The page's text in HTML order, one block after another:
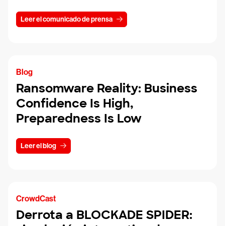
Leer el comunicado de prensa
Blog
Ransomware Reality: Business
Confidence Is High,
Preparedness Is Low
Leer el blog
CrowdCast
Derrota a BLOCKADE SPIDER: